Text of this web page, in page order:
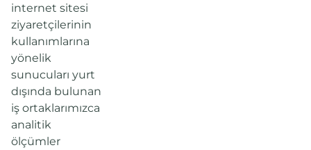
internet sitesi
ziyaretçilerinin
kullanımlarına
yönelik
sunucuları yurt
dışında bulunan
iş ortaklarımızca
analitik
ölçümler